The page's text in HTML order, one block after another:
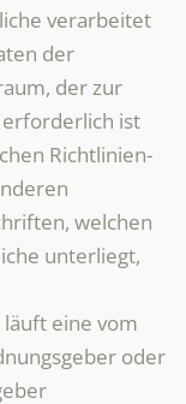
verarbeitet
der
der zur
erforderlich ist
Richtlinien-
welchen
unterliegt,
eine vom
oder